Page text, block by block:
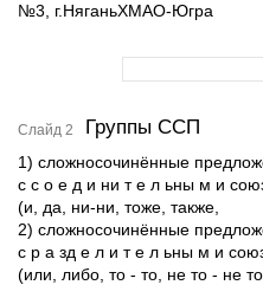
№3, г.НяганьХМАО-Югра
Слайд 2 Группы ССП
1) сложносочинённые
с с о е д и ни т е л ьны м и
(и, да, ни-ни, тоже, также,
2) сложносочинённые
с р а зд е л и т е л ьны м и
(или, либо, то - то, не то - не